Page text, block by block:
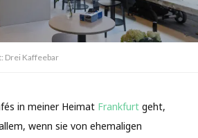
Drei Kaffeebar
in meiner Heimat Frankfurt geht,
wenn sie von ehemaligen